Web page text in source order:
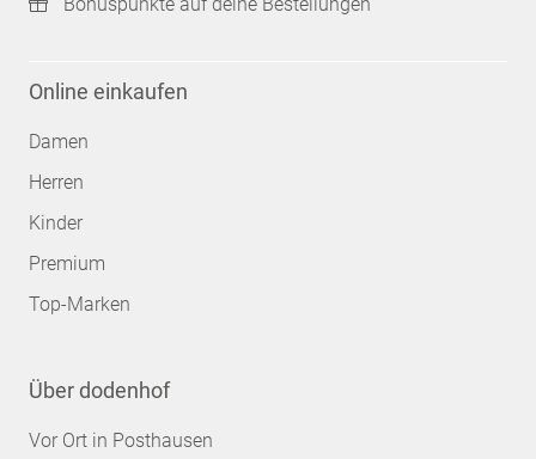
Online einkaufen
Damen
Herren
Kinder
Premium
Top-Marken
Über dodenhof
Vor Ort in Posthausen